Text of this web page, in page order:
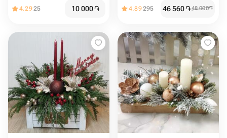
4.2925 10 000֏ 4.89295 46 560֏48 000֏